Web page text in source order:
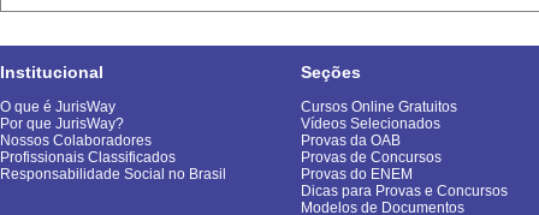
Institucional
O que é JurisWay
Por que JurisWay?
Nossos Colaboradores
Profissionais Classificados
Responsabilidade Social no Brasil
Seções
Cursos Online Gratuitos
Vídeos Selecionados
Provas da OAB
Provas de Concursos
Provas do ENEM
Dicas para Provas e Concursos
Modelos de Documentos